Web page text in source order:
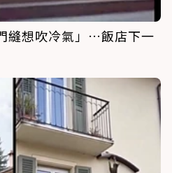
縫想吹冷氣」…飯店下一